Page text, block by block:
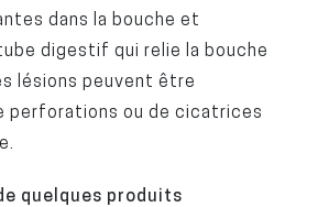
dans la bouche et
digestif qui relie la bouche
lésions peuvent être
perforations ou de cicatrices
quelques produits